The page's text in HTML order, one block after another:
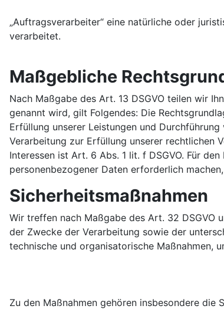
„Auftragsverarbeiter“ eine natürliche oder
verarbeitet.
Maßgebliche
Nach Maßgabe des Art. 13 DSGVO teilen wir
genannt wird, gilt Folgendes: Die
Erfüllung unserer Leistungen und
Verarbeitung zur Erfüllung unserer rechtlichen
Interessen ist Art. 6 Abs. 1 lit. f DSGVO. Für
personenbezogener Daten erforderlich
Sicherheitsmaßnahmen
Wir treffen nach Maßgabe des Art. 32 DSGVO
der Zwecke der Verarbeitung sowie der
technische und organisatorische Maßnahmen,
Zu den Maßnahmen gehören insbesondere